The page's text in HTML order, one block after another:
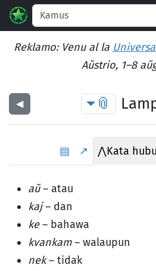
Reklamo: Venu al la
Aŭstrio, 1–8
◀︎ 📎
▤ ↗ ⋀Kata
aŭ– atau
kaj– dan
ke– bahawa
kvankam– walaupun
nek– tidak